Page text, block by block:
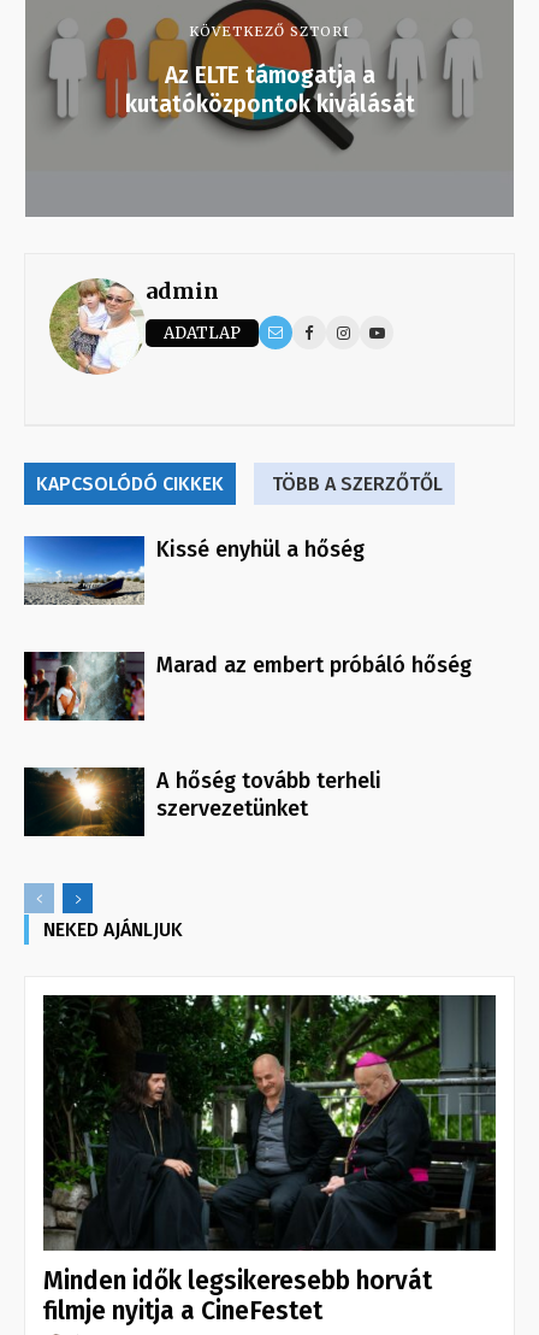
KÖVETKEZŐ SZTORI
Az ELTE támogatja a
kutatóközpontok kiválását
admin
ADATLAP
KAPCSOLÓDÓ CIKKEK TÖBB A SZERZŐTŐL
Kissé enyhül a hőség
Marad az embert próbáló hőség
A hőség tovább terheli
szervezetünket
NEKED AJÁNLJUK
Minden idők legsikeresebb horvát
filmje nyitja a CineFestet